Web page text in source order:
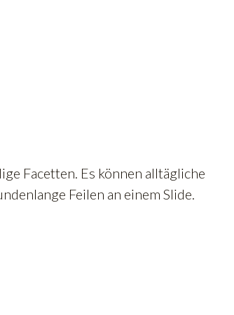
Facetten. Es können alltägliche
Feilen an einem Slide.